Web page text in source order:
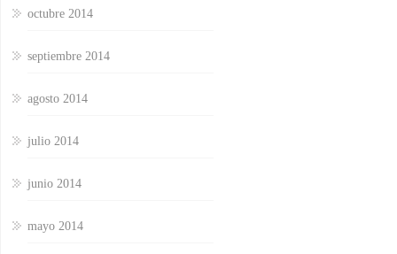
octubre 2014
septiembre 2014
agosto 2014
julio 2014
junio 2014
mayo 2014